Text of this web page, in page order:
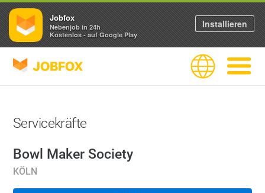
JOBFOX Sprache
Servicekräfte
Bowl Maker Society
KÖLN
Jobfox
Nebenjob in 24h
Kostenlos - auf Google Play
Installieren